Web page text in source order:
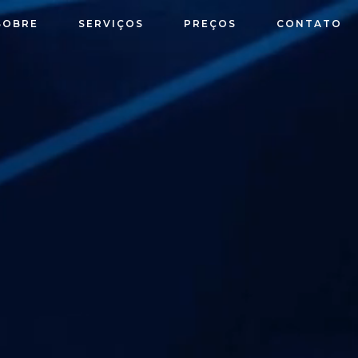
SERVIÇOS PREÇOS CONTATO